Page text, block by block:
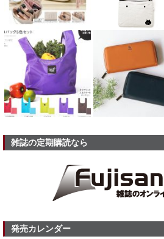
雑誌の定期購読なら
発売カレンダー